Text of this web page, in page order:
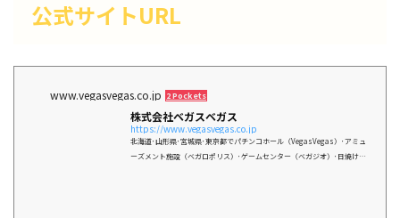
公式サイトURL
www.vegasvegas.co.jp 2 Pockets
株式会社ベガスベガス
https://www.vegasvegas.co.jp
北海道･山形県･宮城県･東京都でパチンコホール（VegasVegas）･アミュ
ーズメント施設（ベガロポリス）･ゲームセンター（ベガジオ）･日焼けサ